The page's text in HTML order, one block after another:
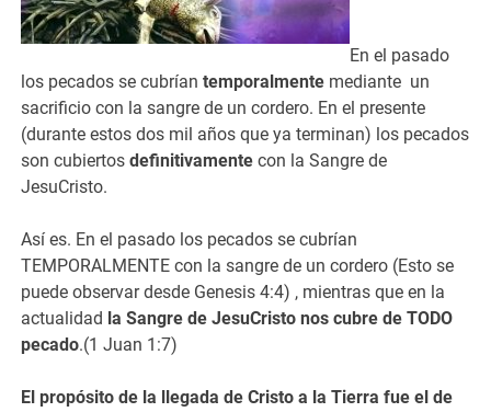
En el pasado
los pecados se cubrían temporalmente mediante un
sacrificio con la sangre de un cordero. En el presente
(durante estos dos mil años que ya terminan) los pecados
son cubiertosdefinitivamente con la Sangre de
JesuCristo.
Así es. En el pasado los pecados se cubrían
TEMPORALMENTE con la sangre de un cordero (Esto se
puede observar desde Genesis 4:4) , mientras que en la
actualidad la Sangre de JesuCristo nos cubre de TODO
pecado.(1 Juan 1:7)
El propósito de la llegada de Cristo a la Tierra fue el de